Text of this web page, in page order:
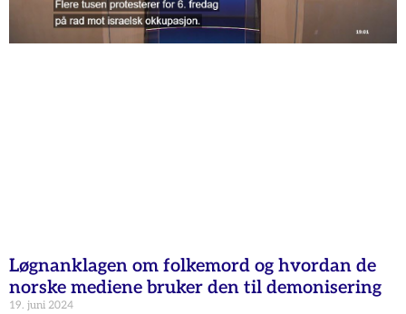
Løgnanklagen om folkemord og hvordan de
norske mediene bruker den til demonisering
19. juni 2024